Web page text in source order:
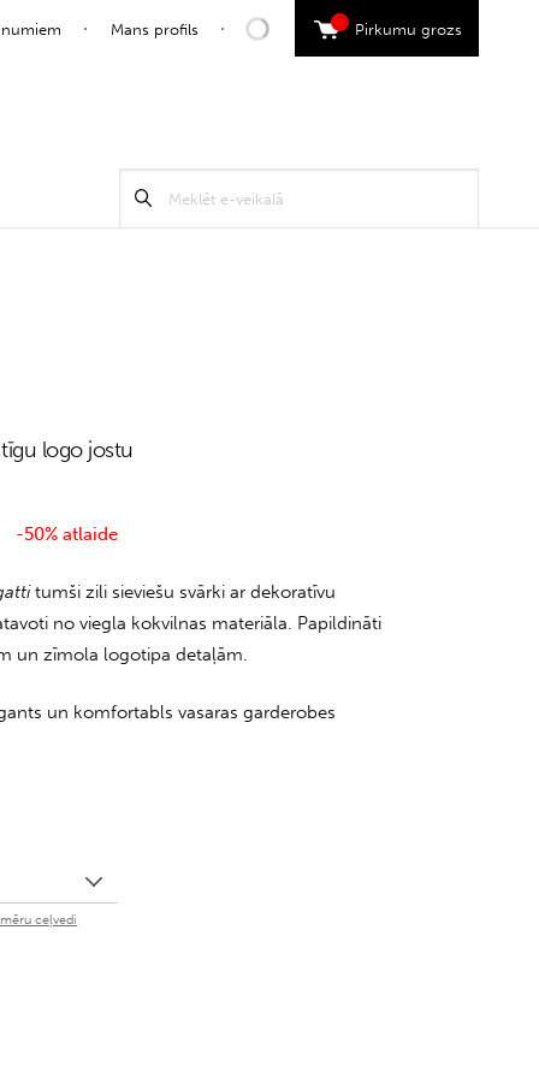
Mans profils Pirkumu grozs
0
Meklēt
logo jostu
-50% atlaide
tumši zili sieviešu svārki ar dekoratīvu
no viegla kokvilnas materiāla. Papildināti
un zīmola logotipa detaļām.
un komfortabls vasaras garderobes
ceļvedi